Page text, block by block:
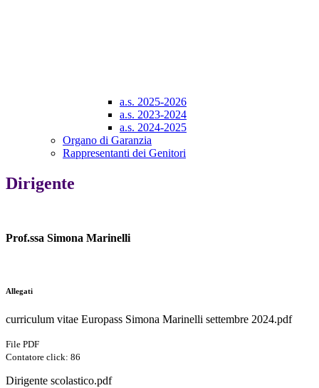
a.s. 2025-2026
a.s. 2023-2024
a.s. 2024-2025
Organo di Garanzia
Rappresentanti dei Genitori
Dirigente
Prof.ssa Simona Marinelli
Allegati
curriculum vitae Europass Simona Marinelli settembre 2024.pdf
File PDF
Contatore click: 86
Dirigente scolastico.pdf